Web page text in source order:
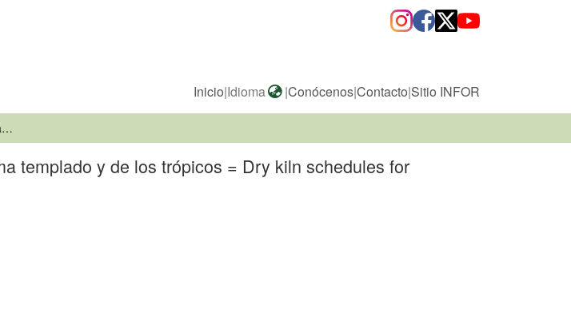
Inicio|Idioma |Conócenos|Contacto|Sitio INFOR
Horarios de secado para maderas comerciales de clima templado y de los trópicos = Dry kiln schedules for commercial woods: temperate and tropical
templado y de los trópicos = Dry kiln schedules for